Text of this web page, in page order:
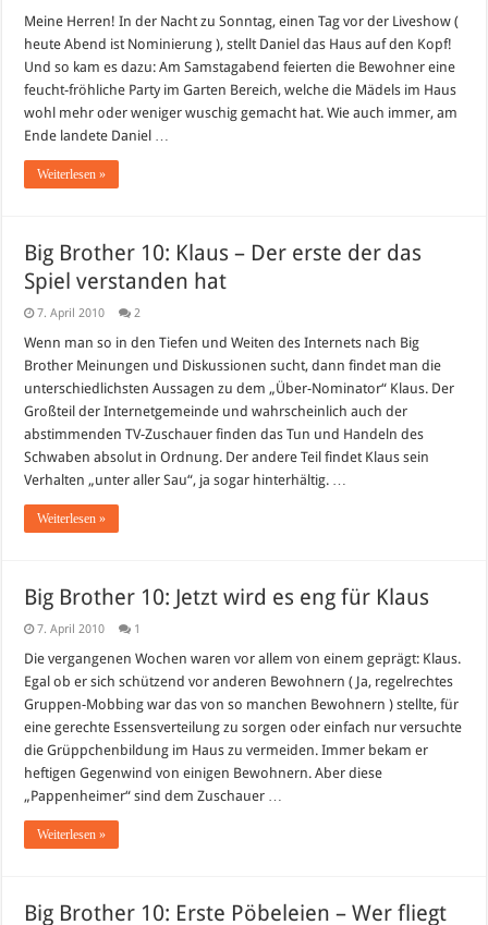
Meine Herren! In der Nacht zu Sonntag, einen Tag vor der Liveshow (
heute Abend ist Nominierung ), stellt Daniel das Haus auf den Kopf!
Und so kam es dazu: Am Samstagabend feierten die Bewohner eine
feucht-fröhliche Party im Garten Bereich, welche die Mädels im Haus
wohl mehr oder weniger wuschig gemacht hat. Wie auch immer, am
Ende landete Daniel …
Weiterlesen »
Big Brother 10: Klaus – Der erste der das
Spiel verstanden hat
7. April 2010 2
Wenn man so in den Tiefen und Weiten des Internets nach Big
Brother Meinungen und Diskussionen sucht, dann findet man die
unterschiedlichsten Aussagen zu dem „Über-Nominator“ Klaus. Der
Großteil der Internetgemeinde und wahrscheinlich auch der
abstimmenden TV-Zuschauer finden das Tun und Handeln des
Schwaben absolut in Ordnung. Der andere Teil findet Klaus sein
Verhalten „unter aller Sau“, ja sogar hinterhältig. …
Weiterlesen »
Big Brother 10: Jetzt wird es eng für Klaus
7. April 2010 1
Die vergangenen Wochen waren vor allem von einem geprägt: Klaus.
Egal ob er sich schützend vor anderen Bewohnern ( Ja, regelrechtes
Gruppen-Mobbing war das von so manchen Bewohnern ) stellte, für
eine gerechte Essensverteilung zu sorgen oder einfach nur versuchte
die Grüppchenbildung im Haus zu vermeiden. Immer bekam er
heftigen Gegenwind von einigen Bewohnern. Aber diese
„Pappenheimer“ sind dem Zuschauer …
Weiterlesen »
Big Brother 10: Erste Pöbeleien – Wer fliegt